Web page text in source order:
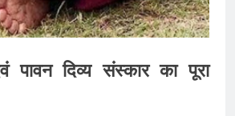
पावन दिव्य संस्कार का पूरा